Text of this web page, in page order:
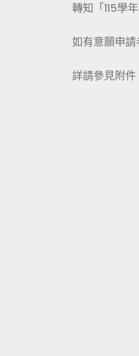
轉知「115學
如有意願申
詳請參見附件